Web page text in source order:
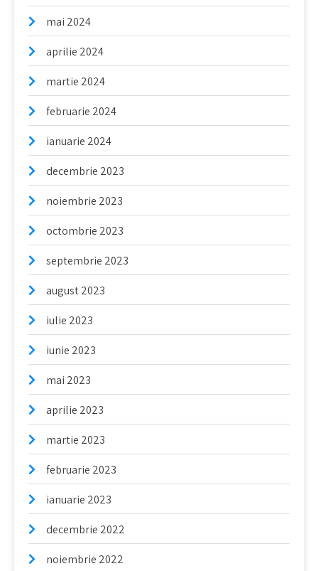
mai 2024
aprilie 2024
martie 2024
februarie 2024
ianuarie 2024
decembrie 2023
noiembrie 2023
octombrie 2023
septembrie 2023
august 2023
iulie 2023
iunie 2023
mai 2023
aprilie 2023
martie 2023
februarie 2023
ianuarie 2023
decembrie 2022
noiembrie 2022